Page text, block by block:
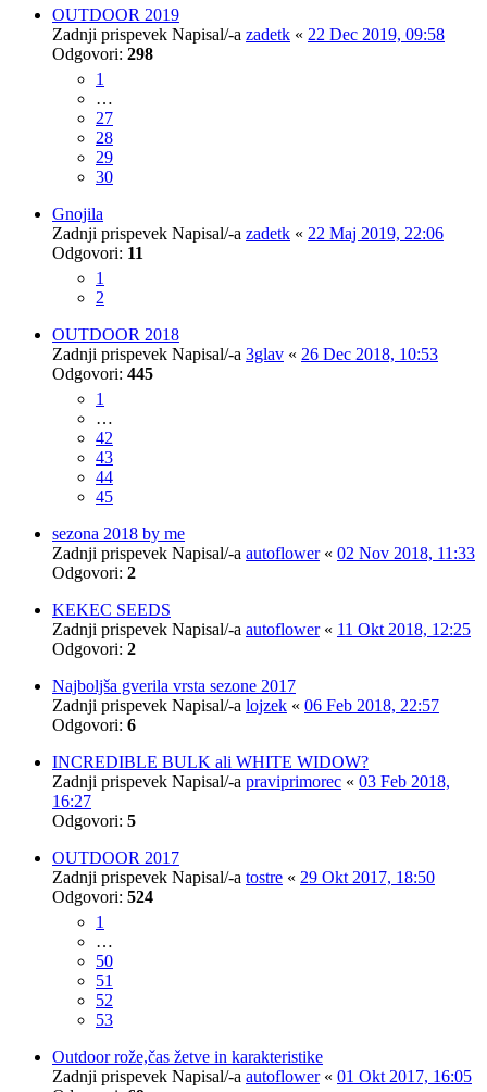
OUTDOOR 2019
Zadnji prispevek Napisal/-a zadetk « 22 Dec 2019, 09:58
Odgovori: 298
1
…
27
28
29
30
Gnojila
Zadnji prispevek Napisal/-a zadetk « 22 Maj 2019, 22:06
Odgovori: 11
1
2
OUTDOOR 2018
Zadnji prispevek Napisal/-a 3glav « 26 Dec 2018, 10:53
Odgovori: 445
1
…
42
43
44
45
sezona 2018 by me
Zadnji prispevek Napisal/-a autoflower« 02 Nov 2018, 11:33
Odgovori: 2
KEKEC SEEDS
Zadnji prispevek Napisal/-a autoflower« 11 Okt 2018, 12:25
Odgovori: 2
Najboljša gverila vrsta sezone 2017
Zadnji prispevek Napisal/-a lojzek « 06 Feb 2018, 22:57
Odgovori: 6
INCREDIBLE BULK ali WHITE WIDOW?
Zadnji prispevek Napisal/-a praviprimorec « 03 Feb 2018,
16:27
Odgovori: 5
OUTDOOR 2017
Zadnji prispevek Napisal/-a tostre « 29 Okt 2017, 18:50
Odgovori: 524
1
…
50
51
52
53
Outdoor rože,čas žetve in karakteristike
Zadnji prispevek Napisal/-a autoflower« 01 Okt 2017, 16:05